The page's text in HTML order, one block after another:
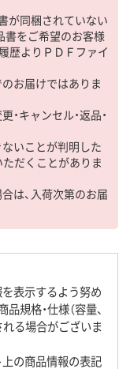
が同梱されていない
書をご希望のお客様
歴よりＰＤＦファイ
お届けではありま
キャンセル・返品・
いことが判明した
だくことがありま
は、入荷次第のお届
表示するよう努め
規格・仕様（容量、
れる場合がございま
の商品情報の表記